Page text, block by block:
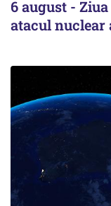
6 august -
atacul nuclear